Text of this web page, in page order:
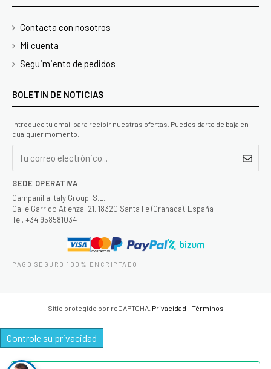
Contacta con nosotros
Mi cuenta
Seguimiento de pedidos
BOLETIN DE NOTICIAS
Introduce tu email para recibir nuestras ofertas. Puedes darte de baja en
cualquier momento.
SEDE OPERATIVA
Campanilla Italy Group, S.L.
Calle Garrido Atienza, 21, 18320 Santa Fe (Granada), España
Tel. +34 958581034
PAGO SEGURO 100% ENCRIPTADO
Sitio protegido por reCAPTCHA. Privacidad -Términos
Controle su privacidad